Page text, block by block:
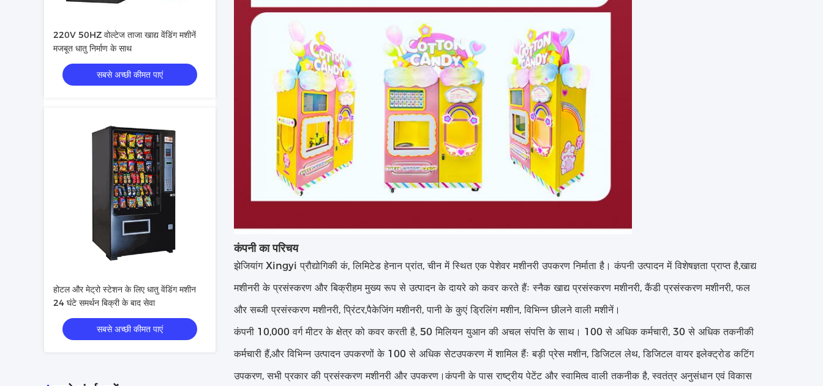
220V 50HZ वोल्टेज ताजा खाद्य वेंडिंग मशीनें
मजबूत धातु निर्माण के साथ
सबसे अच्छी कीमत पाएं
होटल और मेट्रो स्टेशन के लिए धातु वेंडिंग मशीन
24 घंटे समर्थन बिक्री के बाद सेवा
सबसे अच्छी कीमत पाएं
कंपनी का परिचय
झेजियांग Xingyi प्रौद्योगिकी कं, लिमिटेड हेनान प्रांत, चीन में स्थित एक पेशेवर मशीनरी उपकरण निर्माता है। कंपनी उत्पादन में विशेषज्ञता प्राप्त है,खाद्य
मशीनरी के प्रसंस्करण और बिक्रीहम मुख्य रूप से उत्पादन के दायरे को कवर करते हैंः स्नैक खाद्य प्रसंस्करण मशीनरी, कैंडी प्रसंस्करण मशीनरी, फल
और सब्जी प्रसंस्करण मशीनरी, प्रिंटर,पैकेजिंग मशीनरी, पानी के कुएं ड्रिलिंग मशीन, विभिन्न छीलने वाली मशीनें।
कंपनी 10,000 वर्ग मीटर के क्षेत्र को कवर करती है, 50 मिलियन युआन की अचल संपत्ति के साथ। 100 से अधिक कर्मचारी, 30 से अधिक तकनीकी
कर्मचारी हैं,और विभिन्न उत्पादन उपकरणों के 100 से अधिक सेटउपकरण में शामिल हैंः बड़ी प्रेस मशीन, डिजिटल लेथ, डिजिटल वायर इलेक्ट्रोड कटिंग
उपकरण, सभी प्रकार की प्रसंस्करण मशीनरी और उपकरण।कंपनी के पास राष्ट्रीय पेटेंट और स्वामित्व वाली तकनीक है, स्वतंत्र अनुसंधान एवं विकास